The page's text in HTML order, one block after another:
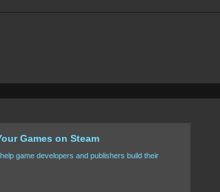
Games on Steam
game developers and publishers build their